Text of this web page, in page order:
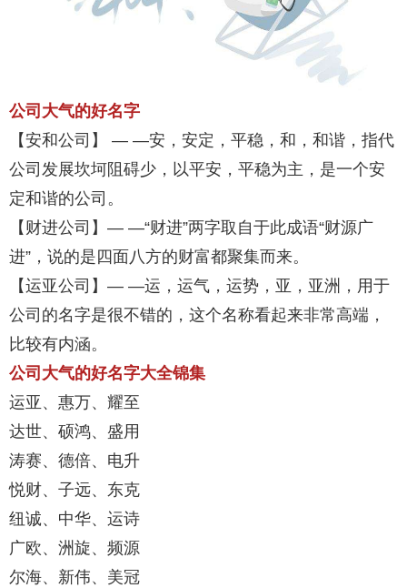
公司大气的好名字
【安和公司】 — —安，安定，平稳，和，和谐，指代
公司发展坎坷阻碍少，以平安，平稳为主，是一个安
定和谐的公司。
【财进公司】— —“财进”两字取自于此成语“财源广
进”，说的是四面八方的财富都聚集而来。
【运亚公司】— —运，运气，运势，亚，亚洲，用于
公司的名字是很不错的，这个名称看起来非常高端，
比较有内涵。
公司大气的好名字大全锦集
运亚、惠万、耀至
达世、硕鸿、盛用
涛赛、德倍、电升
悦财、子远、东克
纽诚、中华、运诗
广欧、洲旋、频源
尔海、新伟、美冠